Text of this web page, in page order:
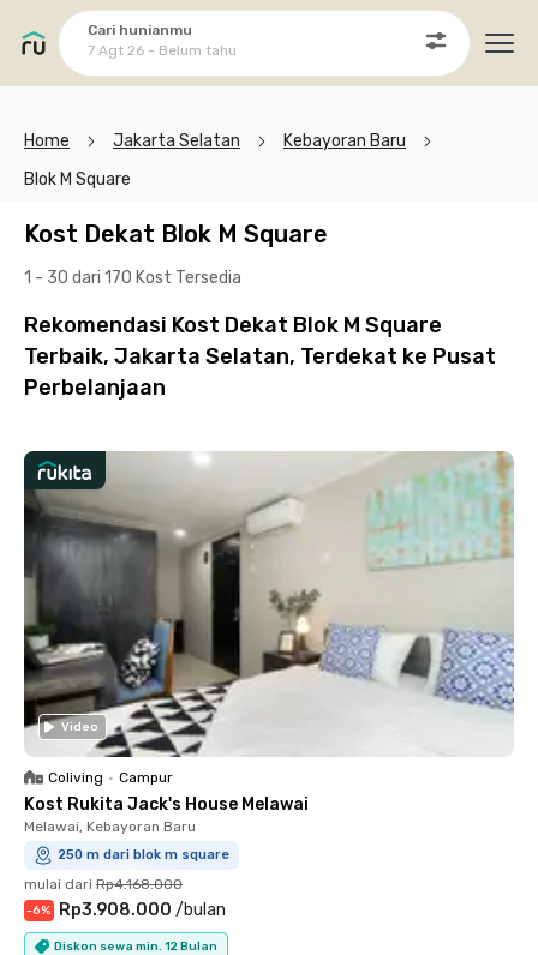
Cari hunianmu
7 Agt 26 - Belum tahu
Home Jakarta Selatan
Kebayoran Baru
Blok M Square
Kost Dekat Blok M Square
1 - 30 dari 170 Kost Tersedia
Rekomendasi Kost Dekat Blok M Square
Terbaik, Jakarta Selatan, Terdekat ke Pusat
Perbelanjaan
Video
Coliving • Campur
Kost Rukita Jack's House Melawai
Melawai, Kebayoran Baru
250 m dari blok m square
mulai dari Rp4.168.000
-6% Rp3.908.000 /bulan
Diskon sewa min. 12 Bulan